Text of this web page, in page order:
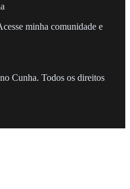
minha comunidade e
Cunha. Todos os direitos